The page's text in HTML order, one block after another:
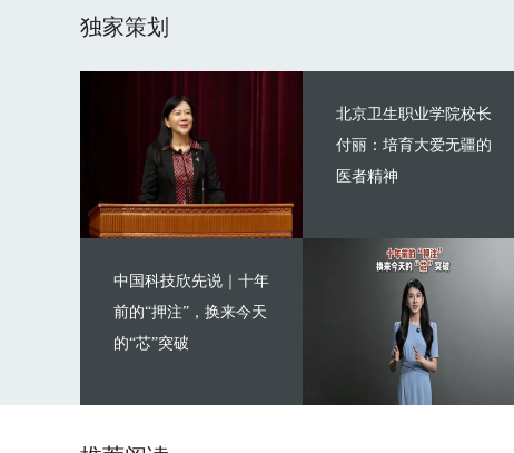
独家策划
北京卫生职业学院校长
付丽：培育大爱无疆的
医者精神
中国科技欣先说｜十年
前的“押注”，换来今天
的“芯”突破